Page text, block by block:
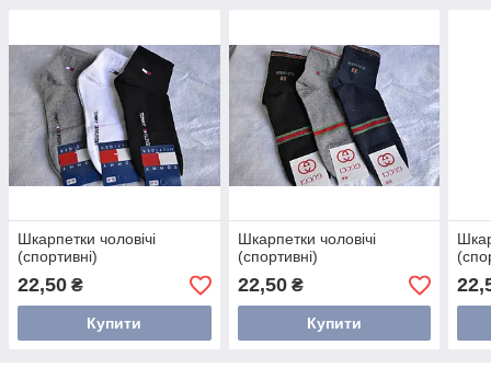
Шкарпетки чоловічі
(спортивні)
22,50 ₴
Купити
Шкарпетки чоловічі
(спортивні)
22,50₴
Купити